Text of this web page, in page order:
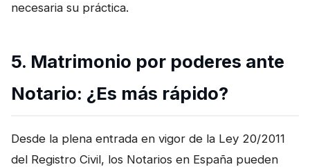
necesaria su práctica.
5. Matrimonio por poderes ante
Notario: ¿Es más rápido?
Desde la plena entrada en vigor de la Ley 20/2011
del Registro Civil, los Notarios en España pueden